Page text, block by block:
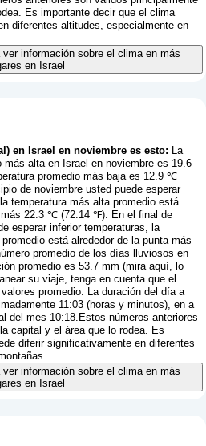
Es importante decir que el clima
diferentes altitudes, especialmente en
información sobre el clima en más
en Israel
en Israel en noviembre es esto: La
más alta en Israel en noviembre es 19.6
promedio más baja es 12.9 ℃
de noviembre usted puede esperar
temperatura más alta promedio está
más 22.3 ℃ (72.14 ℉). En el final de
esperar inferior temperaturas, la
está alrededor de la punta más
promedio de los días lluviosos en
promedio es 53.7 mm (mira aquí, lo
su viaje, tenga en cuenta que el
promedio. La duración del día a
11:03 (horas y minutos), en a
del mes 10:18.Estos números anteriores
capital y el área que lo rodea. Es
diferir significativamente en diferentes
información sobre el clima en más
en Israel